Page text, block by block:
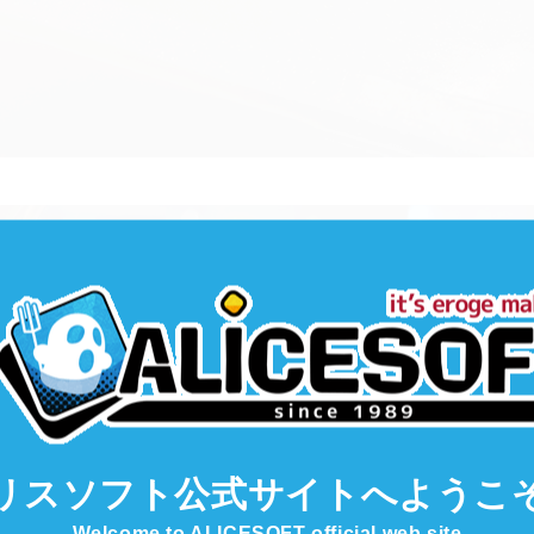
スソフト公式サイトへようこ